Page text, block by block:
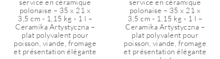
service en céramique
polonaise – 35 x 21 x
3,5 cm - 1,15 kg - 1 l –
Ceramika Artystyczna –
plat polyvalent pour
poisson, viande, fromage
et présentation élégante
service en céramique
polonaise – 35 x 21 x
3,5 cm - 1,15 kg - 1 l –
Ceramika Artystyczna –
plat polyvalent pour
poisson, viande, fromage
et présentation élégante